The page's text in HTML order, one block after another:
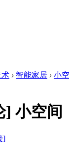
术 › 智能家居 › 小
] 小空间
]